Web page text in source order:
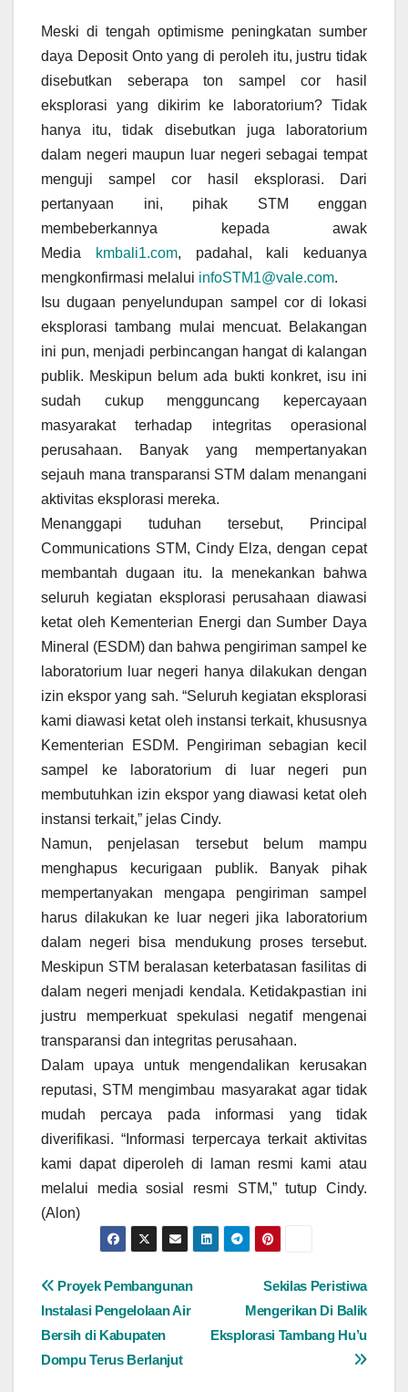
Meski di tengah optimisme peningkatan sumber
daya Deposit Onto yang di peroleh itu, justru tidak
disebutkan seberapa ton sampel cor hasil
eksplorasi yang dikirim ke laboratorium? Tidak
hanya itu, tidak disebutkan juga laboratorium
dalam negeri maupun luar negeri sebagai tempat
menguji sampel cor hasil eksplorasi. Dari
pertanyaan ini, pihak STM enggan
membeberkannya kepada awak
Media
kmbali1.com, padahal, kali keduanya
mengkonfirmasi melalui infoSTM1@vale.com.
Isu dugaan penyelundupan sampel cor di lokasi
eksplorasi tambang mulai mencuat. Belakangan
ini pun, menjadi perbincangan hangat di kalangan
publik. Meskipun belum ada bukti konkret, isu ini
sudah cukup mengguncang kepercayaan
masyarakat terhadap integritas operasional
perusahaan. Banyak yang mempertanyakan
sejauh mana transparansi STM dalam menangani
aktivitas eksplorasi mereka.
Menanggapi tuduhan tersebut, Principal
Communications STM, Cindy Elza, dengan cepat
membantah dugaan itu. Ia menekankan bahwa
seluruh kegiatan eksplorasi perusahaan diawasi
ketat oleh Kementerian Energi dan Sumber Daya
Mineral (ESDM) dan bahwa pengiriman sampel ke
laboratorium luar negeri hanya dilakukan dengan
izin ekspor yang sah. “Seluruh kegiatan eksplorasi
kami diawasi ketat oleh instansi terkait, khususnya
Kementerian ESDM. Pengiriman sebagian kecil
sampel ke laboratorium di luar negeri pun
membutuhkan izin ekspor yang diawasi ketat oleh
instansi terkait,” jelas Cindy.
Namun, penjelasan tersebut belum mampu
menghapus kecurigaan publik. Banyak pihak
mempertanyakan mengapa pengiriman sampel
harus dilakukan ke luar negeri jika laboratorium
dalam negeri bisa mendukung proses tersebut.
Meskipun STM beralasan keterbatasan fasilitas di
dalam negeri menjadi kendala. Ketidakpastian ini
justru memperkuat spekulasi negatif mengenai
transparansi dan integritas perusahaan.
Dalam upaya untuk mengendalikan kerusakan
reputasi, STM mengimbau masyarakat agar tidak
mudah percaya pada informasi yang tidak
diverifikasi. “Informasi terpercaya terkait aktivitas
kami dapat diperoleh di laman resmi kami atau
melalui media sosial resmi STM,” tutup Cindy.
(Alon)
Navigasi
pos
Sekilas Peristiwa
Mengerikan Di Balik
Eksplorasi Tambang Hu’u
Proyek Pembangunan
Instalasi Pengelolaan Air
Bersih di Kabupaten
Dompu Terus Berlanjut